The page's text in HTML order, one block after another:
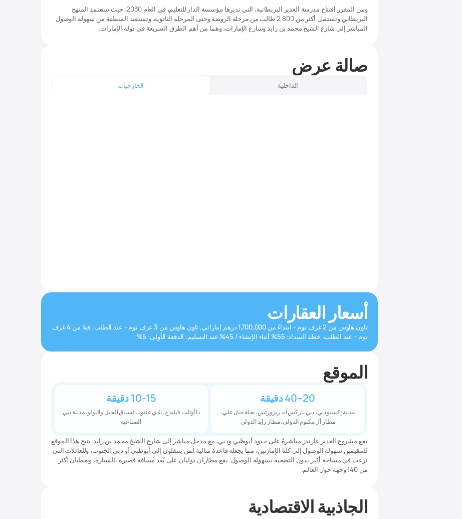
ومن المقرر افتتاح مدرسة الغدير البريطانية، التي تديرها مؤسسة الدار للتعليم، في العام 2030، حيث ستعتمد المنهج
البريطاني وتستقبل أكثر من 2,800 طالب من مرحلة الروضة وحتى المرحلة الثانوية. وتستفيد المنطقة من سهولة الوصول
المباشر إلى شارع الشيخ محمد بن زايد وشارع الإمارات، وهما من أهم الطرق السريعة في دولة الإمارات.
صالة عرض
الداخلية الخارجيات
أسعار العقارات
تاون هاوس من 2 غرف نوم - ابتداءً من 1,700,000 درهم إماراتي, تاون هاوس من 3 غرف نوم - عند الطلب, فيلا من 4 غرف
نوم - عند الطلب. خطة السداد: 55% أثناء الإنشاء / 45% عند التسليم. الدفعة الأولى: 5%
الموقع
20–40 دقيقة
مدينة إكسبو دبي، دبي باركس آند ريزورتس، نخلة جبل علي،
مطار آل مكتوم الدولي، مطار زايد الدولي
10-15 دقيقة
ذا أوتلت فيليدج، نادي غنتوت لسباق الخيل والبولو، مدينة دبي
الصناعية
يقع مشروع الغدير غارندز مباشرةً على حدود أبوظبي ودبي، مع مدخل مباشر إلى شارع الشيخ محمد بن زايد. يتيح هذا الموقع
للمقيمين سهولة الوصول إلى كلتا الإمارتين، مما يجعله قاعدة مثالية لمن يتنقلون إلى أبوظبي أو دبي الجنوب، وللعائلات التي
ترغب في مساحة أكبر بدون التضحية بسهولة الوصول. يقع مطاران دوليان على بُعد مسافة قصيرة بالسيارة، ويغطيان أكثر
من 140 وجهة حول العالم.
الجاذبية الاقتصادية